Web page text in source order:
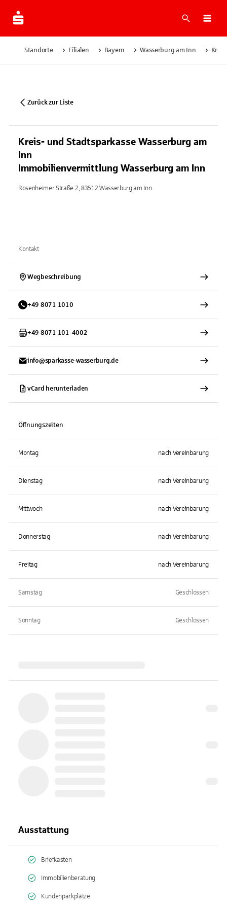
Suche
Standorte Filialen Bayern Wasserburg am Inn
Zurück zur Liste
Kreis- und Stadtsparkasse Wasserburg am
Inn
Immobilienvermittlung Wasserburg am Inn
Rosenheimer Straße 2, 83512 Wasserburg am Inn
Kontakt
Wegbeschreibung
+49 8071 1010
+49 8071 101-4002
info@sparkasse-wasserburg.de
vCard herunterladen
Öffnungszeiten
Montag nach Vereinbarung
Dienstag nach Vereinbarung
Mittwoch nach Vereinbarung
Donnerstag nach Vereinbarung
Freitag nach Vereinbarung
Samstag Geschlossen
Sonntag Geschlossen
Ausstattung
Briefkasten
Immobilienberatung
Kundenparkplätze